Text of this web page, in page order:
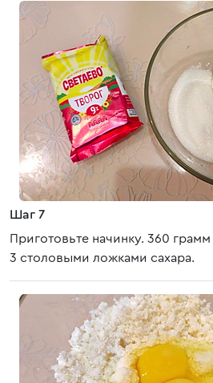
Шаг 7
Приготовьте начинку. 360
3 столовыми ложками сахара.